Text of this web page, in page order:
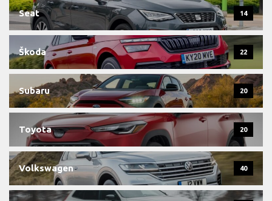
Seat 14
Škoda 22
Subaru 20
Toyota 20
Volkswagen 40